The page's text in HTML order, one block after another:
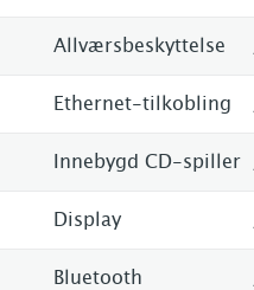
Allværsbeskyttelse
Ethernet-tilkobling
Innebygd CD-spiller
Display
Bluetooth